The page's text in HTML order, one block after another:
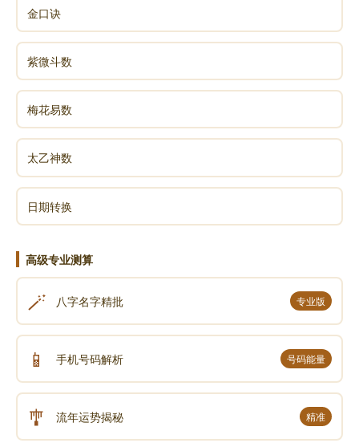
“穷则变，变则通，通则久”。物极必返，数极必
变。数极为穷，穷则思变，变而有道。圣人循道，故可
预知数极之後，事物进一步会如何变化，并预知未来变
化的结果，这就是占卜，故曰“极数知来之谓占”。事物
是运动变化的，所以要用发展变化的观点看问题和处理
问题，这样才叫做事。对事物变化的趋势了如指掌，然
后根据事物的变化趋势做出妥当的应对，这就是所谓“通
变”。只有通变才能适时而为，才能干事，故曰“通变之
谓事”。
《易》最基本的方法。圣人精通《易》理，思想达到了
自由王国的境界，从心所欲而不逾矩，故不必再测以阴
阳，就可了然其道，这实在是太神了，故曰“阴阳不测之
谓神”。这里的“阴阳不测”并不是说超越阴阳之外而不可
预测，而是指不必以阴阳测之，未测而可知矣。
声明：部分内容来于网络，如有侵权，请联系我们删除！以上内容，并
金口诀
紫微斗数
梅花易数
太乙神数
日期转换
高级专业测算
🪄 八字名字精批 专业版
📱 手机号码解析 号码能量
🎐 流年运势揭秘 精准